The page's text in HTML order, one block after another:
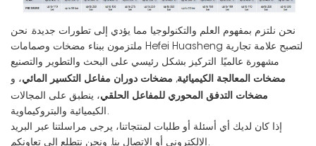
نحن نلتزم بمفهوم العلم والتكنولوجيا مما يؤدي إلى تطورات جديدة. نحن
ملتزمون ببناء مضخات وصمامات Hefei Huasheng لتصبح علامة تجارية
مشهورة عالميًا. التركيز بشكل رئيسي على البحث والتطوير والتصنيع
مضخات المعالجة الكيميائية, مضخات دوران مفاعل التكسير المائي، و
مضخات التدفق المحوري للمفاعل الحلقي، ينطبق على المجالات
الكيميائية والبتروكيماوية.
إذا كان لديك أي أسئلة أو طلبات لمنتجاتنا، يرجى مراسلتنا عبر البريد
الإلكتروني أو الاتصال بنا. ونحن نتطلع إلى تعاونكم.